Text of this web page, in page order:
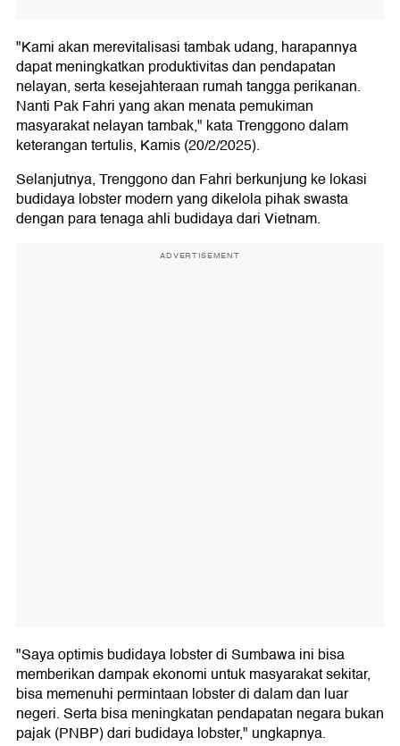
"Kami akan merevitalisasi tambak udang, harapannya
dapat meningkatkan produktivitas dan pendapatan
nelayan, serta kesejahteraan rumah tangga perikanan.
Nanti Pak Fahri yang akan menata pemukiman
masyarakat nelayan tambak," kata Trenggono dalam
keterangan tertulis, Kamis (20/2/2025).
Selanjutnya, Trenggono dan Fahri berkunjung ke lokasi
budidaya lobster modern yang dikelola pihak swasta
dengan para tenaga ahli budidaya dari Vietnam.
ADVERTISEMENT
"Saya optimis budidaya lobster di Sumbawa ini bisa
memberikan dampak ekonomi untuk masyarakat sekitar,
bisa memenuhi permintaan lobster di dalam dan luar
negeri. Serta bisa meningkatan pendapatan negara bukan
pajak (PNBP) dari budidaya lobster," ungkapnya.